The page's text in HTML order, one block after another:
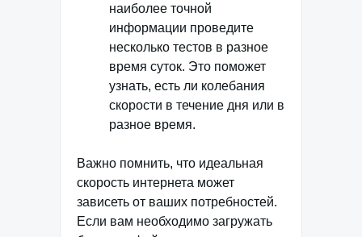
наиболее точной
информации проведите
несколько тестов в разное
время суток. Это поможет
узнать, есть ли колебания
скорости в течение дня или в
разное время.
Важно помнить, что идеальная
скорость интернета может
зависеть от ваших потребностей.
Если вам необходимо загружать